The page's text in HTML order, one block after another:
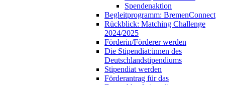
Spendenaktion
Begleitprogramm: BremenConnect
Rückblick: Matching Challenge
2024/2025
Förderin/Förderer werden
Die Stipendiat:innen des
Deutschlandstipendiums
Stipendiat werden
Förderantrag für das